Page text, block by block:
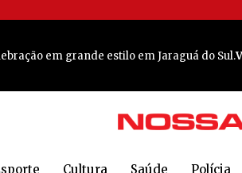
VEJA MAIS
em grande estilo em Jaraguá do Sul.
prestigiadas publicações do paísVEJA
Cultura Saúde Polícia